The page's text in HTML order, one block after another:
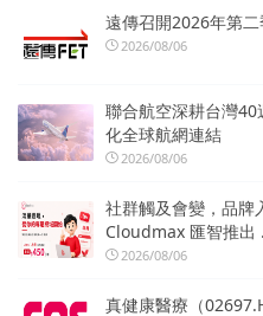
遠傳召開2026年第
2026/08/06
聯合航空深耕台灣
化全球航網連結
2026/08/06
社群觸及會變，品牌
Cloudmax 匯智推出
2026/08/06
真健康醫療（